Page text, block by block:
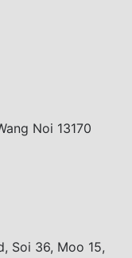
Noi 13170
Soi 36, Moo 15,